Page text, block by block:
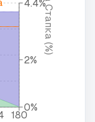
180
0%
2%
4.4%